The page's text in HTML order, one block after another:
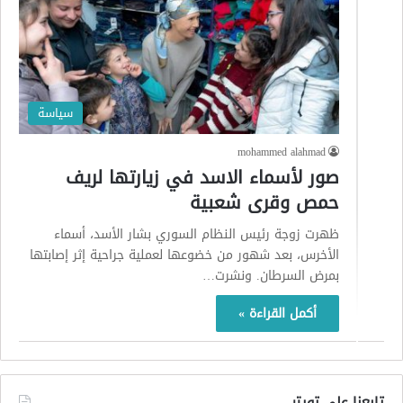
سياسة
mohammed alahmad
صور لأسماء الاسد في زيارتها لريف
حمص وقرى شعبية
ظهرت زوجة رئيس النظام السوري بشار الأسد، أسماء
الأخرس، بعد شهور من خضوعها لعملية جراحية إثر إصابتها
بمرض السرطان. ونشرت…
أكمل القراءة »